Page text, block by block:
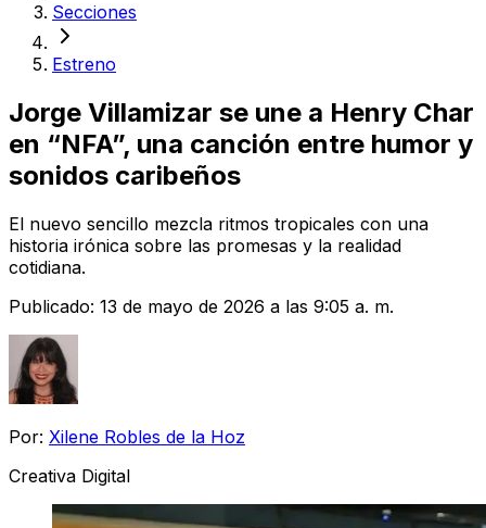
Secciones
Estreno
Jorge Villamizar se une a Henry Char
en “NFA”, una canción entre humor y
sonidos caribeños
El nuevo sencillo mezcla ritmos tropicales con una
historia irónica sobre las promesas y la realidad
cotidiana.
Publicado: 13 de mayo de 2026 a las 9:05 a. m.
Por: Xilene Robles de la Hoz
Creativa Digital